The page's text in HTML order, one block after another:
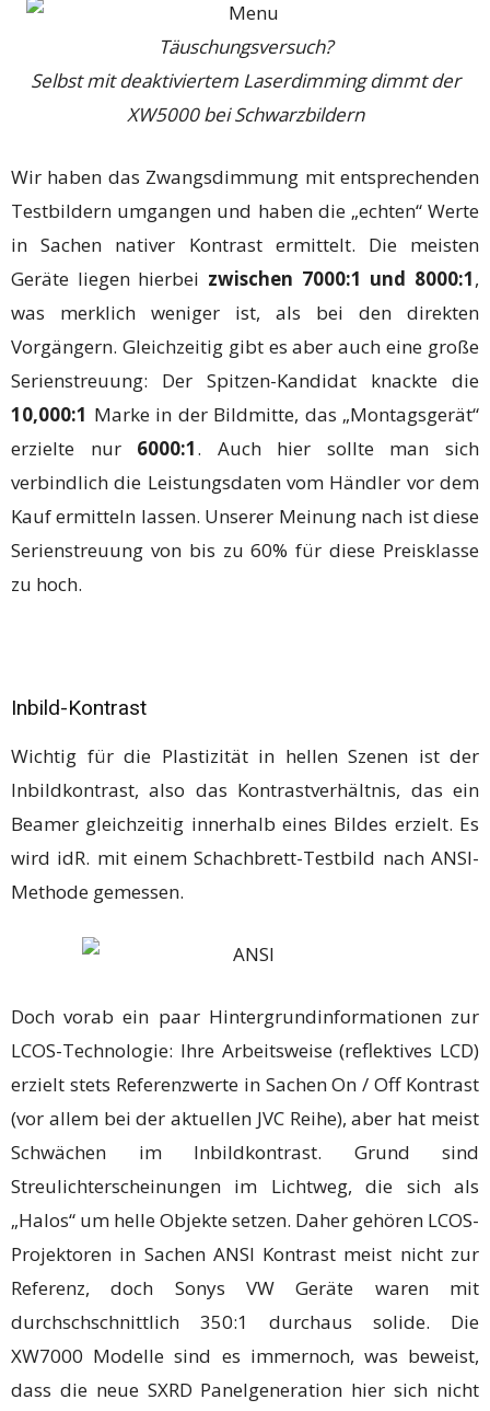
Täuschungsversuch?
Selbst mit deaktiviertem Laserdimming dimmt der
XW5000 bei Schwarzbildern
Wir haben das Zwangsdimmung mit entsprechenden
Testbildern umgangen und haben die „echten“ Werte
in Sachen nativer Kontrast ermittelt. Die meisten
Geräte liegen hierbei zwischen 7000:1 und 8000:1,
was merklich weniger ist, als bei den direkten
Vorgängern. Gleichzeitig gibt es aber auch eine große
Serienstreuung: Der Spitzen-Kandidat knackte die
10,000:1 Marke in der Bildmitte, das „Montagsgerät“
erzielte nur 6000:1. Auch hier sollte man sich
verbindlich die Leistungsdaten vom Händler vor dem
Kauf ermitteln lassen. Unserer Meinung nach ist diese
Serienstreuung von bis zu 60% für diese Preisklasse
zu hoch.
Inbild-Kontrast
Wichtig für die Plastizität in hellen Szenen ist der
Inbildkontrast, also das Kontrastverhältnis, das ein
Beamer gleichzeitig innerhalb eines Bildes erzielt. Es
wird idR. mit einem Schachbrett-Testbild nach ANSI-
Methode gemessen.
Doch vorab ein paar Hintergrundinformationen zur
LCOS-Technologie: Ihre Arbeitsweise (reflektives LCD)
erzielt stets Referenzwerte in Sachen On / Off Kontrast
(vor allem bei der aktuellen JVC Reihe), aber hat meist
Schwächen im Inbildkontrast. Grund sind
Streulichterscheinungen im Lichtweg, die sich als
„Halos“ um helle Objekte setzen. Daher gehören LCOS-
Projektoren in Sachen ANSI Kontrast meist nicht zur
Referenz, doch Sonys VW Geräte waren mit
durchschschnittlich 350:1 durchaus solide. Die
XW7000 Modelle sind es immernoch, was beweist,
dass die neue SXRD Panelgeneration hier sich nicht